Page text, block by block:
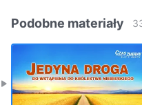
Podobne materiały